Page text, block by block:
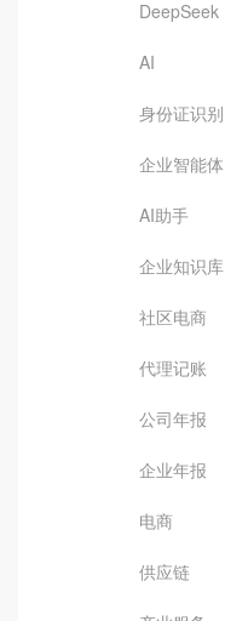
DeepSeek
AI
身份证识别
企业智能体
AI助手
企业知识库
社区电商
代理记账
公司年报
企业年报
电商
供应链